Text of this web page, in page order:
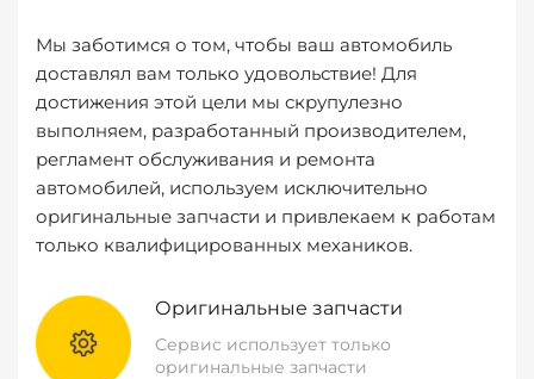
Мы заботимся о том, чтобы ваш автомобиль
доставлял вам только удовольствие! Для
достижения этой цели мы скрупулезно
выполняем, разработанный производителем,
регламент обслуживания и ремонта
автомобилей, используем исключительно
оригинальные запчасти и привлекаем к работам
только квалифицированных механиков.
Оригинальные запчасти
Сервис использует только
оригинальные запчасти